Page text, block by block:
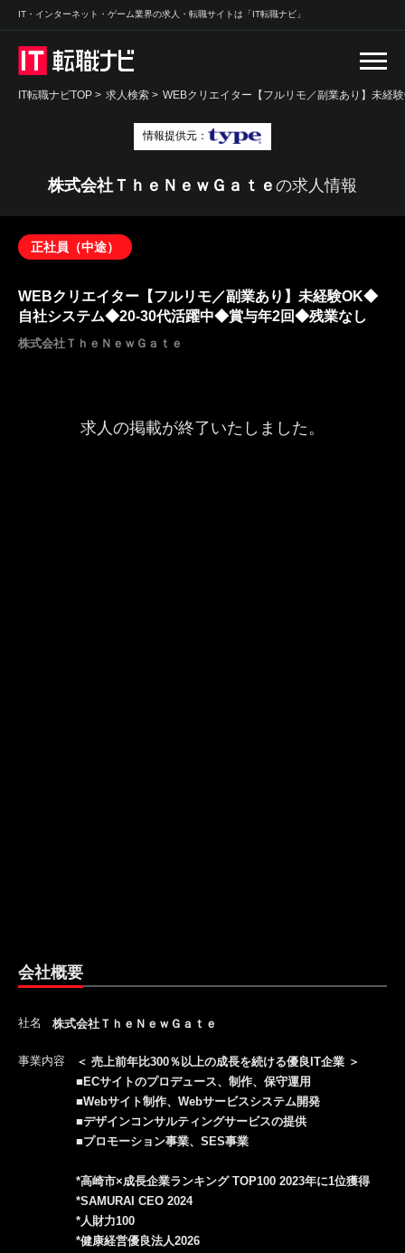
IT・インターネット・ゲーム業界の求人・転職サイトは「IT転職ナビ」
IT転職ナビTOP > 求人検索 > WEBクリエイター【フルリモ／副業あり】未
情報提供元：
株式会社ＴｈｅＮｅｗＧａｔｅ の求人情報
正社員（中途）
WEBクリエイター【フルリモ／副業あり】未経験OK◆
自社システム◆20-30代活躍中◆賞与年2回◆残業なし
株式会社ＴｈｅＮｅｗＧａｔｅ
求人の掲載が終了いたしました。
会社概要
社名 株式会社ＴｈｅＮｅｗＧａｔｅ
事業内容
＜ 売上前年比300％以上の成長を続ける優良IT企業 ＞
■ECサイトのプロデュース、制作、保守運用
■Webサイト制作、Webサービスシステム開発
■デザインコンサルティングサービスの提供
■プロモーション事業、SES事業
*高崎市×成長企業ランキング TOP100 2023年に1位獲得
*SAMURAI CEO 2024
*人財力100
*健康経営優良法人2026